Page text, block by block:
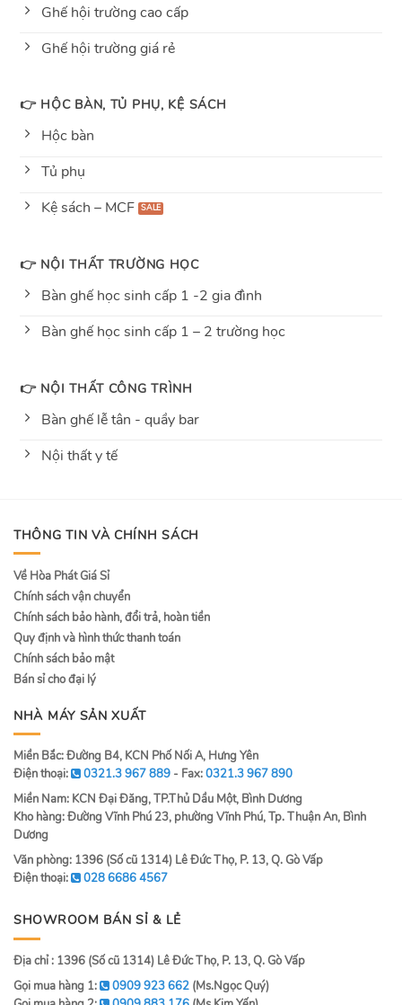
Ghế hội trường cao cấp
Ghế hội trường giá rẻ
👉 HỘC BÀN, TỦ PHỤ, KỆ SÁCH
Hộc bàn
Tủ phụ
Kệ sách – MCF
👉 NỘI THẤT TRƯỜNG HỌC
Bàn ghế học sinh cấp 1 -2 gia đình
Bàn ghế học sinh cấp 1 – 2 trường học
👉 NỘI THẤT CÔNG TRÌNH
Bàn ghế lễ tân - quầy bar
Nội thất y tế
THÔNG TIN VÀ CHÍNH SÁCH
Về Hòa Phát Giá Sỉ
Chính sách vận chuyển
Chính sách bảo hành, đổi trả, hoàn tiền
Quy định và hình thức thanh toán
Chính sách bảo mật
Bán sỉ cho đại lý
NHÀ MÁY SẢN XUẤT
Miền Bắc: Đường B4, KCN Phố Nối A, Hưng Yên
Điện thoại:
0321.3 967 889 - Fax:0321.3 967 890
Miền Nam: KCN Đại Đăng, TP.Thủ Dầu Một, Bình Dương
Kho hàng: Đường Vĩnh Phú 23, phường Vĩnh Phú, Tp. Thuận An, Bình
Dương
Văn phòng: 1396 (Số cũ 1314) Lê Đức Thọ, P. 13, Q. Gò Vấp
Điện thoại:
028 6686 4567
SHOWROOM BÁN SỈ & LẺ
Địa chỉ : 1396 (Số cũ 1314) Lê Đức Thọ, P. 13, Q. Gò Vấp
Gọi mua hàng 1:
0909 923 662 (Ms.Ngọc Quý)